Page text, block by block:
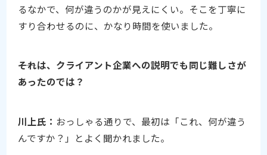
るなかで、何が違うのかが見えにくい。そこを丁寧に
すり合わせるのに、かなり時間を使いました。
――それは、クライアント企業への説明でも同じ難しさが
あったのでは？
川上氏： おっしゃる通りで、最初は「これ、何が違う
んですか？」とよく聞かれました。